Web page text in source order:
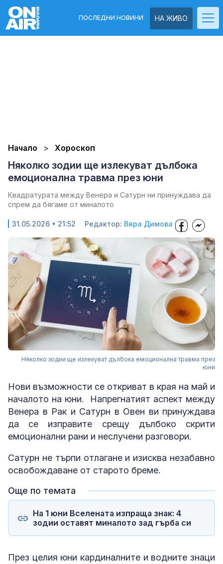
НА ЖИВО
ПОСЛЕДНИ НОВИНИ
Начало Хороскоп
Няколко зодии ще излекуват дълбока
емоционална травма през юни
Квадратурата между Венера и Сатурн ни принуждава да
спрем да бягаме от миналото
31.05.2026 • 21:52 Редактор: Вяра Димова
Няколко зодии ще излекуват дълбока емоционална травма през
юни
Нови възможности се откриват в края на май и
началото на юни. Напрегнатият аспект между
Венера в Рак и Сатурн в Овен ви принуждава
да се изправите срещу дълбоко скрити
емоционални рани и неслучени разговори.
Сатурн не търпи отлагане и изисква незабавно
освобождаване от старото бреме.
Още по темата
На 1 юни Вселената изпраща знак: 4
зодии оставят миналото зад гърба си
През целия юни кардиналните и водните знаци